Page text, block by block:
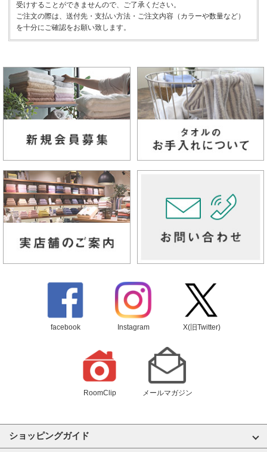
受けすることができませんので、ご了承ください。
ご注文の際は、送付先・支払い方法・ご注文内容（カラーや数量など）
を十分にご確認をお願い致します。
facebook Instagram X(旧Twitter)
RoomClip メールマガジン
ショッピングガイド